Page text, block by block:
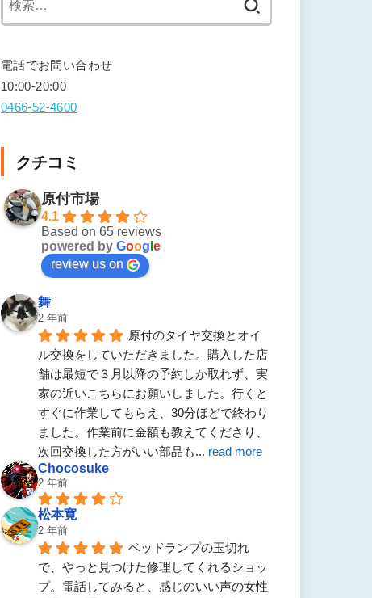
電話でお問い合わせ
10:00-20:00
0466-52-4600
クチコミ
原付市場
4.1
Based on 65 reviews
powered by Goog e
review us on
舞
2 年前
原付のタイヤ交換とオイ
ル交換をしていただきました。購入した店
舗は最短で３月以降の予約しか取れず、実
家の近いこちらにお願いしました。行くと
すぐに作業してもらえ、30分ほどで終わり
ました。作業前に金額も教えてくださり、
次回交換した方がいい部品も... read more
Chocosuke
2 年前
松本寛
2 年前
ベッドランプの玉切れ
で、やっと見つけた修理してくれるショッ
プ。電話してみると、感じのいい声の女性